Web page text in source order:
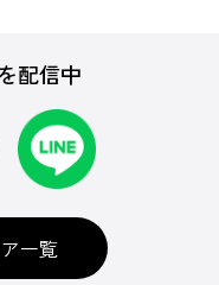
配信中
一覧